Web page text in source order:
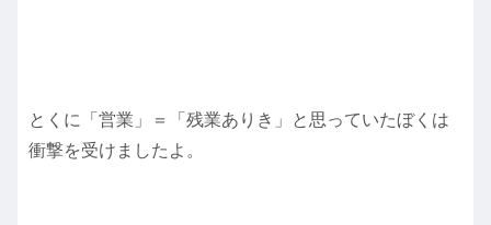
とくに「営業」＝「残業ありき」と思っていたぼくは
衝撃を受けましたよ。